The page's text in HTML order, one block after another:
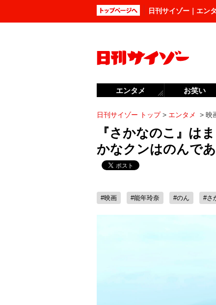
日刊サイゾー｜エン
日刊サイゾー トップ> エンタメ > 映
『さかなのこ』は
かなクンはのんで
#映画 #能年玲奈 #のん #さ
エンタメ お笑い